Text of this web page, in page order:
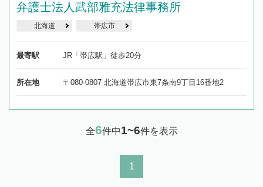
弁護士法人武部雅充法律事務所
北海道 帯広市
最寄駅 JR「帯広駅」徒歩20分
所在地 〒080-0807 北海道帯広市東7条南9丁目16番地2
全6件中1~6件を表示
1